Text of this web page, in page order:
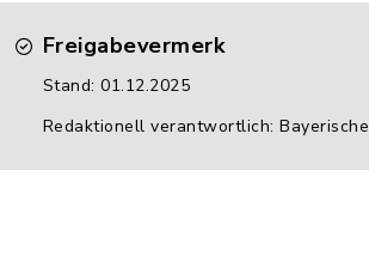
Freigabevermerk
Stand: 01.12.2025
Redaktionell verantwortlich: